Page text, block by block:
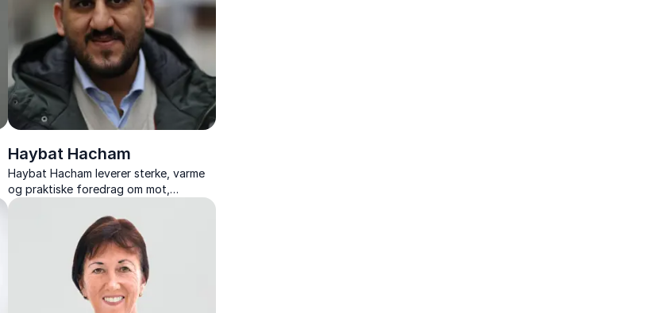
Haybat Hacham
Haybat Hacham leverer sterke, varme
og praktiske foredrag om mot,
mestring og ekte inkludering.